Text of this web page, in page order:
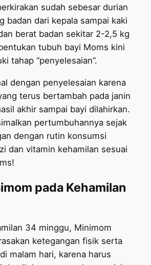
sudah sebesar durian
badan dari kepala sampai kaki
berat badan sekitar 2-2,5 kg
tubuh bayi Moms kini
tahap “penyelesaian”.
dengan penyelesaian karena
terus bertambah pada janin
akhir sampai bayi dilahirkan.
pertumbuhannya sejak
dengan rutin konsumsi
dan vitamin kehamilan sesuai
pada Kehamilan
34 minggu, Minimom
ketegangan fisik serta
malam hari, karena harus